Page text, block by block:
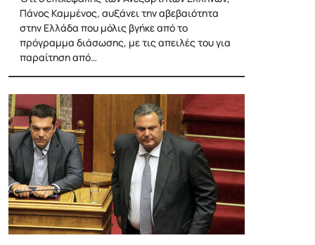
Πάνος Καμμένος, αυξάνει την αβεβαιότητα
στην Ελλάδα που μόλις βγήκε από το
πρόγραμμα διάσωσης, με τις απειλές του για
παραίτηση από…